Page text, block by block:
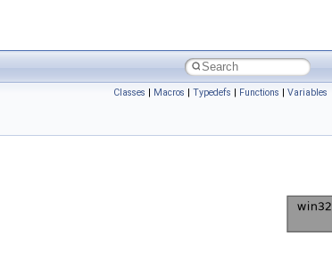
Classes | Macros | Typedefs | Functions | Variables